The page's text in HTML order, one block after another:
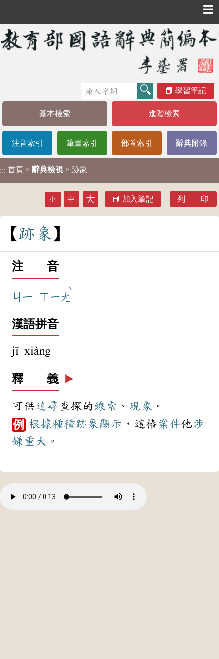
☰
學習筆記
基本檢索 進階檢索
注音索引 筆畫索引 部首索引 辭典附錄
::: 首頁 > 辭典檢視 > 跡象
小 中 大 加入筆記 列 印
跡 象
注 音
ㄐㄧ ㄒㄧㄤ
ˋ
漢語拼音
jī xiàng
釋 義 ▶️
可供追尋 查探的 線索 、 現象 。
例 根據種種跡象顯示 ，這樁案件他涉
嫌重大 。